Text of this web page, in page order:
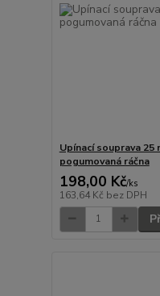
Upínací souprava 25
pogumovaná ráčna
198,00 Kč/ks
163,64 Kč bez DPH